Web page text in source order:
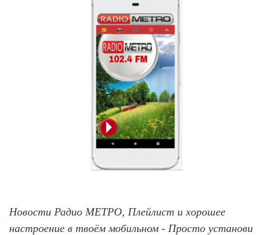
Новости Радио МЕТРО, Плейлист и хорошее
настроение в твоём мобильном - Просто установи